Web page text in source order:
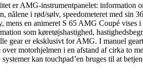
er AMG-instrumentpanelet: information
nålene i rød/sølv, speedometeret med
mens en animeret S 65 AMG Coupé
som køretøjshastighed,
gear er eksklusivt for AMG. I manuel
motorhjelmen i en afstand af cirka to
kan touchpad’en bruges til at